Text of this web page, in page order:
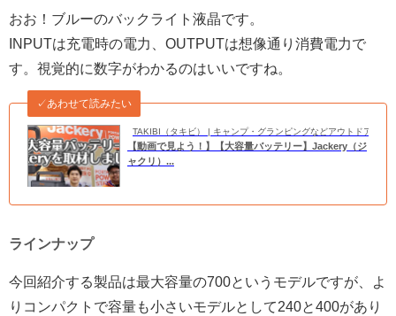
おお！ブルーのバックライト液晶です。
INPUTは充電時の電力、OUTPUTは想像通り消費電力で
す。視覚的に数字がわかるのはいいですね。
TAKIBI（タキビ） | キャンプ・グランピングなどアウトドアの総
✓あわせて読みたい
【動画で見よう！】【大容量バッテリー】Jackery（ジ
ャクリ）...
ラインナップ
今回紹介する製品は最大容量の700というモデルですが、よ
りコンパクトで容量も小さいモデルとして240と400があり